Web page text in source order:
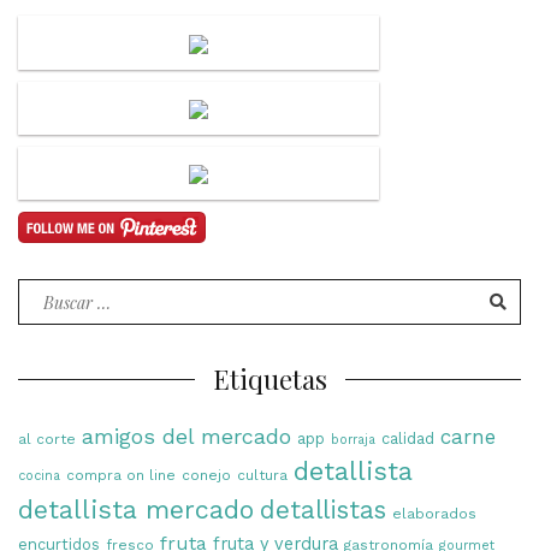
Etiquetas
al corte amigos del mercado app borraja calidad carne
cocina compra on line conejo cultura detallista
detallista mercado detallistas elaborados
encurtidos fresco fruta fruta y verdura gastronomía gourmet